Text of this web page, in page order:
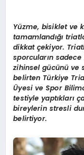
Yüzme, bisiklet ve
tamamlandığı
dikkat çekiyor.
sporcuların sadece
zihinsel gücünü ve
belirten Türkiye
Üyesi ve Spor
testiyle yaptıkları
bireylerin stresli
belirtiyor.